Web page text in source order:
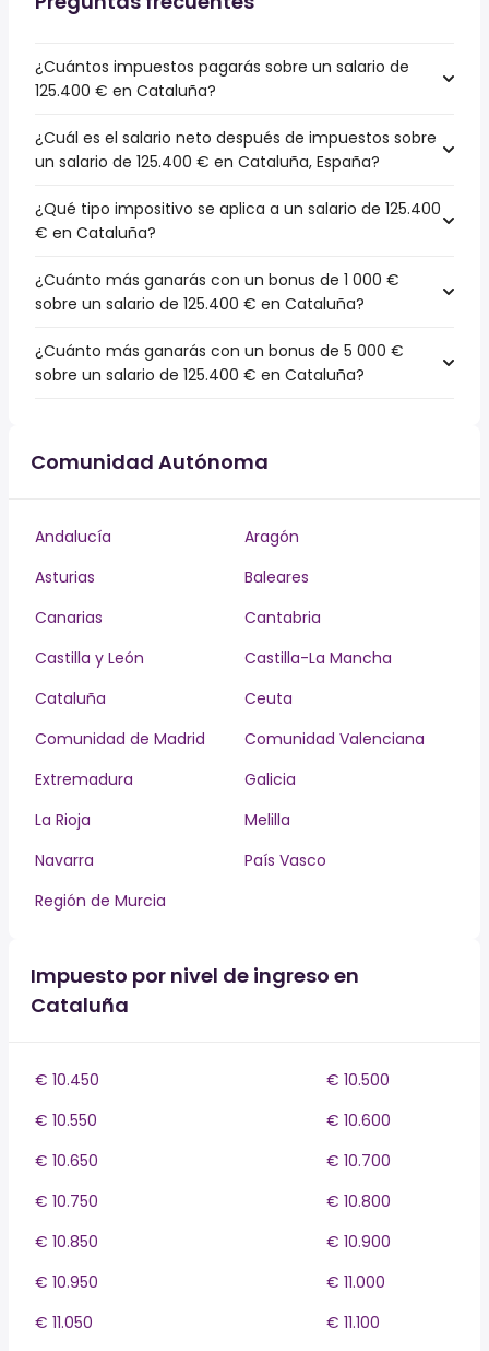
¿Cuántos impuestos pagarás sobre un salario de
125.400 € en Cataluña?
¿Cuál es el salario neto después de impuestos sobre
un salario de 125.400 € en Cataluña, España?
¿Qué tipo impositivo se aplica a un salario de 125.400
€ en Cataluña?
¿Cuánto más ganarás con un bonus de 1 000 €
sobre un salario de 125.400 € en Cataluña?
¿Cuánto más ganarás con un bonus de 5 000 €
sobre un salario de 125.400 € en Cataluña?
Comunidad Autónoma
Andalucía
Aragón
Asturias
Baleares
Canarias
Cantabria
Castilla y León
Castilla-La Mancha
Cataluña
Ceuta
Comunidad de Madrid
Comunidad Valenciana
Extremadura
Galicia
La Rioja
Melilla
Navarra
País Vasco
Región de Murcia
Impuesto por nivel de ingreso en
Cataluña
€ 10.450
€ 10.500
€ 10.550
€ 10.600
€ 10.650
€ 10.700
€ 10.750
€ 10.800
€ 10.850
€ 10.900
€ 10.950
€ 11.000
€ 11.050
€ 11.100